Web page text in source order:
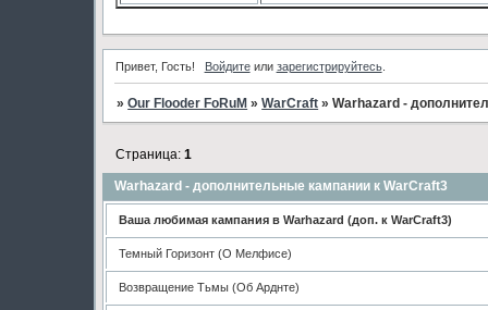
Привет, Гость! Войдитеили зарегистрируйтесь.
»Our Flooder FoRuM »WarCraft »Warhazard -
Warhazard - дополнительные кампании к WarCraft3
Страница:1
Ваша любимая кампания в Warhazard (доп. к WarCraft3)
Темный Горизонт (О Мелфисе)
Возвращение Тьмы (Об Арднте)